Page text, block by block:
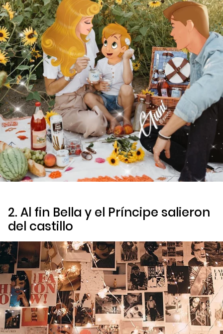
2. Al fin Bella y el Príncipe salieron
del castillo